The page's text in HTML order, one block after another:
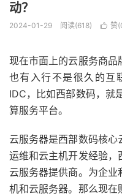
动？
2024-01-29 阅读(618)  赞(
现在市面上的云服务商品
也有入行不是很久的互
IDC，比如西部数码，就
算服务平台。
云服务器是西部数码核
运维和云主机开发经验，
云服务器提供商。为企
机和云服务器。那么现在